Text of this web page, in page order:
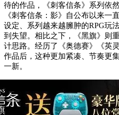
待的作品，《刺客信条》系列依
《刺客信条：影》自公布以来一
设定、系列越来越臃肿的RPG玩
到失望。相比之下，《黑旗》则
计思路。经历了《奥德赛》《英
作品后，这种更加紧凑、节奏更
一新。